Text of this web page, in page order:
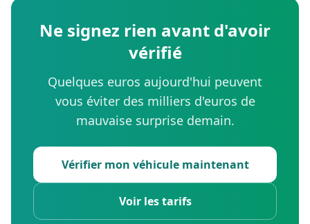
Ne signez rien avant d'avoir
vérifié
Quelques euros aujourd'hui peuvent
vous éviter des milliers d'euros de
mauvaise surprise demain.
Vérifier mon véhicule maintenant
Voir les tarifs